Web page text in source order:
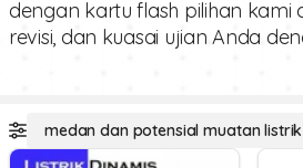
dengan kartu flash pilihan kami
revisi, dan kuasai ujian Anda
medan dan potensial muatan listrik